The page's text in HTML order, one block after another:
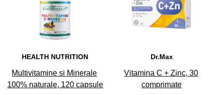
43
HEALTH NUTRITION
Multivitamine si Minerale
100% naturale, 120 capsule
44
Dr.Max
Vitamina C + Zinc, 30
comprimate